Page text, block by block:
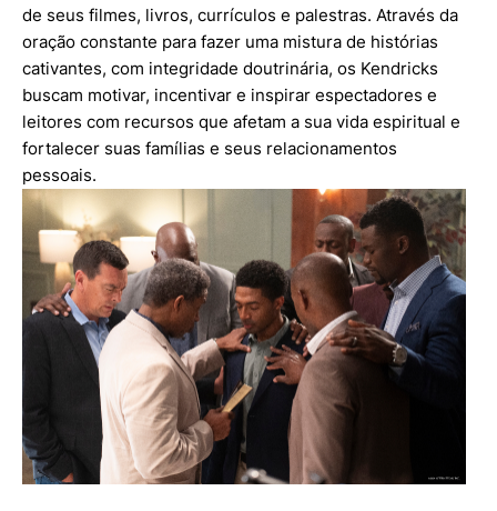
de seus filmes, livros, currículos e palestras. Através da
oração constante para fazer uma mistura de histórias
cativantes, com integridade doutrinária, os Kendricks
buscam motivar, incentivar e inspirar espectadores e
leitores com recursos que afetam a sua vida espiritual e
fortalecer suas famílias e seus relacionamentos
pessoais.